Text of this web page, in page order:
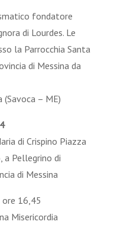
fondatore
di Lourdes. Le
la Parrocchia Santa
di Messina da
(Savoca – ME)
di Crispino Piazza
a Pellegrino di
di Messina
16,45
Misericordia